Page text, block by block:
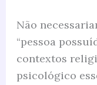
Não
“pessoa
contextos
psicológico